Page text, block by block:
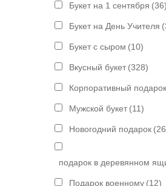
Букет на 1 сентября (36)
Букет на День Учителя
Букет с сыром (10)
Вкусный букет (328)
Корпоративный подарок
Мужской букет (11)
Новогодний подарок
подарок в деревянном
Подарок военному (12)